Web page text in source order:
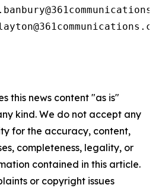
this news content "as is"
kind. We do not accept any
for the accuracy, content,
completeness, legality, or
contained in this article.
or copyright issues